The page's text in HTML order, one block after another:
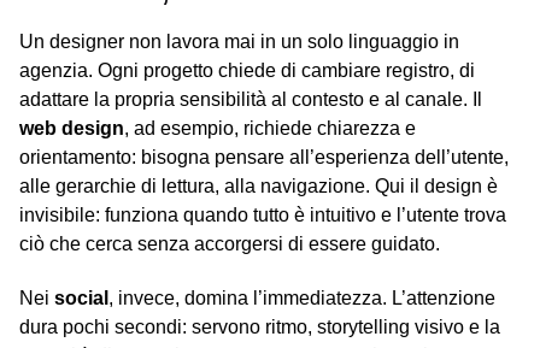
Un designer non lavora mai in un solo linguaggio in
agenzia. Ogni progetto chiede di cambiare registro, di
adattare la propria sensibilità al contesto e al canale. Il
web design, ad esempio, richiede chiarezza e
orientamento: bisogna pensare all’esperienza dell’utente,
alle gerarchie di lettura, alla navigazione. Qui il design è
invisibile: funziona quando tutto è intuitivo e l’utente trova
ciò che cerca senza accorgersi di essere guidato.
Nei social , invece, domina l’immediatezza. L’attenzione
dura pochi secondi: servono ritmo, storytelling visivo e la